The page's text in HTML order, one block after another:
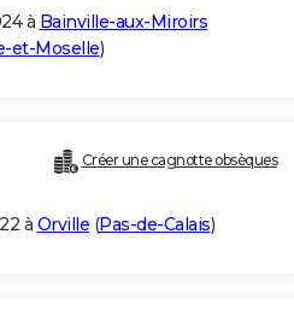
à Bainville-aux-Miroirs
et-Moselle)
Créer une cagnotte obsèques
à Orville (Pas-de-Calais)